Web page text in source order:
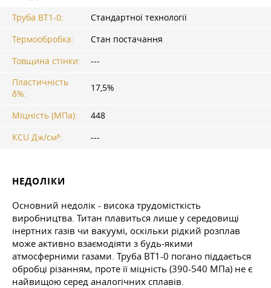
Труба ВТ1-0:
Стандартної технології
Термообробка:
Стан постачання
Товщина стінки:
---
Пластичність
δ%:
17,5%
Міцність (МПа):
448
KCU Дж/см³:
---
НЕДОЛІКИ
Основний недолік - висока трудомісткість
виробництва. Титан плавиться лише у середовищі
інертних газів чи вакуумі, оскільки рідкий розплав
може активно взаємодіяти з будь-якими
атмосферними газами. Труба ВТ1-0 погано піддається
обробці різанням, проте її міцність (390-540 МПа) не є
найвищою серед аналогічних сплавів.